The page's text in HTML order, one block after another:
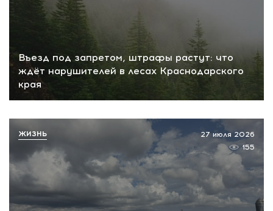
Въезд под запретом, штрафы растут: что
ждёт нарушителей в лесах Краснодарского
края
27 июля 2026
155
ЖИЗНЬ